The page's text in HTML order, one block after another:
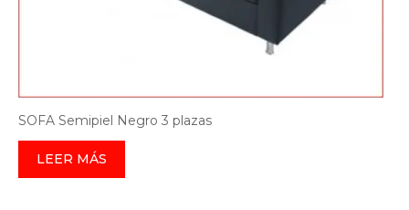
SOFA Semipiel Negro 3 plazas
LEER MÁS